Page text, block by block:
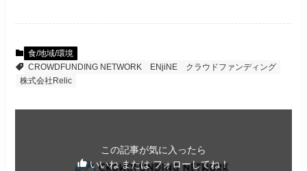
食/地域/環境
CROWDFUNDING NETWORK
ENjiNE
クラウドファンディング
株式会社Relic
この記事が気に入ったら
いいね または フォローしてね！